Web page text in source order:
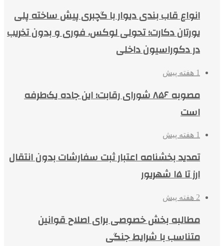
انواع قاب بندی دیوار با گچبری پیش ساخته پلی
یورتان دکارت؛ تحولی لوکس، فوری و بدون تخریب
در دکوراسیون داخلی
1 هفته پیش
مصوبه ۸۵۶ شورای رقابت؛ این جاده یک‌طرفه
است
1 هفته پیش
تمدید بخشنامه اعتبار ثبت سفارشات بدون انتقال
ارز تا ۱۵ شهریور
2 هفته پیش
مطالبه بخش خصوصی برای اصلاح قوانین
متناسب با شرایط جنگی